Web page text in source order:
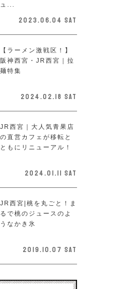
ュ...
2023.06.04 Sat
【ラーメン激戦区！】
阪神西宮・JR西宮｜拉
麺特集
2024.02.18 Sat
JR西宮｜大人気青果店
の直営カフェが移転と
ともにリニューアル！
2024.01.11 Sat
JR西宮|桃を丸ごと！ま
るで桃のジュースのよ
うなかき氷
2019.10.07 Sat